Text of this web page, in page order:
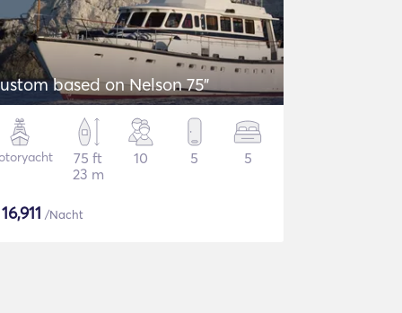
based on Nelson 75"
75 ft
23 m
10 5 5
16,911 /Nacht